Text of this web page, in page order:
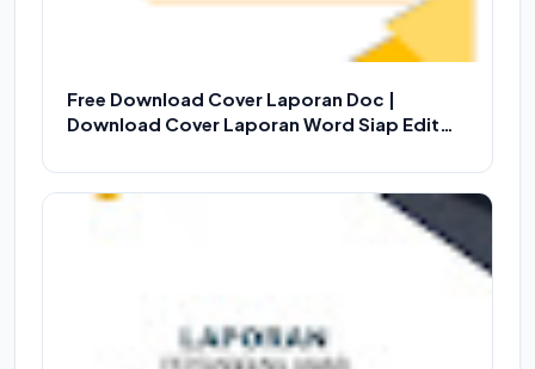
Free Download Cover Laporan Doc |
Download Cover Laporan Word Siap Edit